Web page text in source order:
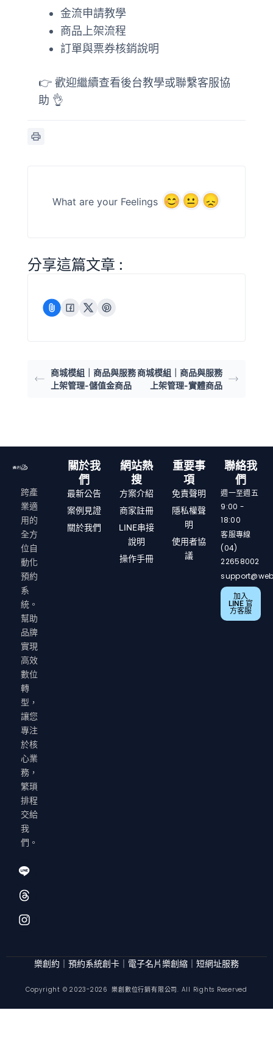
金流申請教學
商品上架流程
訂單與票券核銷說明
👉 歡迎繼續查看後台教學或聯繫客服協
助 👌
What are your Feelings
分享這篇文章 :
商城模組｜商品與服務
上架管理-儲值金商品
商城模組｜商品與服務
上架管理-實體商品
跨產
業適
用的
全方
位自
動化
預約
系
統。
幫助
品牌
實現
高效
數位
轉
型，
讓您
專注
於核
心業
務，
繁瑣
排程
交給
我
們。
I
c
o
f
o
n
l
n
T
h
r
e
a
d
I
n
s
t
a
g
m
關於我
們
最新公告
案例見證
關於我們
網站熱
搜
方案介紹
商家註冊
LINE串接
說明
操作手冊
重要事
項
免責聲明
隱私權聲
明
使用者協
議
聯絡我
們
週一至週五
9:00 -
18:00
客服專線
(04)
22658002
加入
LINE 官
方客服
樂創約｜預約系統創卡｜電子名片樂創縮｜短網址服務
Copyright © 2023-2026 樂創數位行銷有限公司. All Rights Reserved